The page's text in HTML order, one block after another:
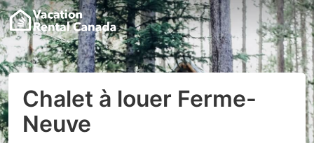
Chalet à louer Ferme-
Neuve